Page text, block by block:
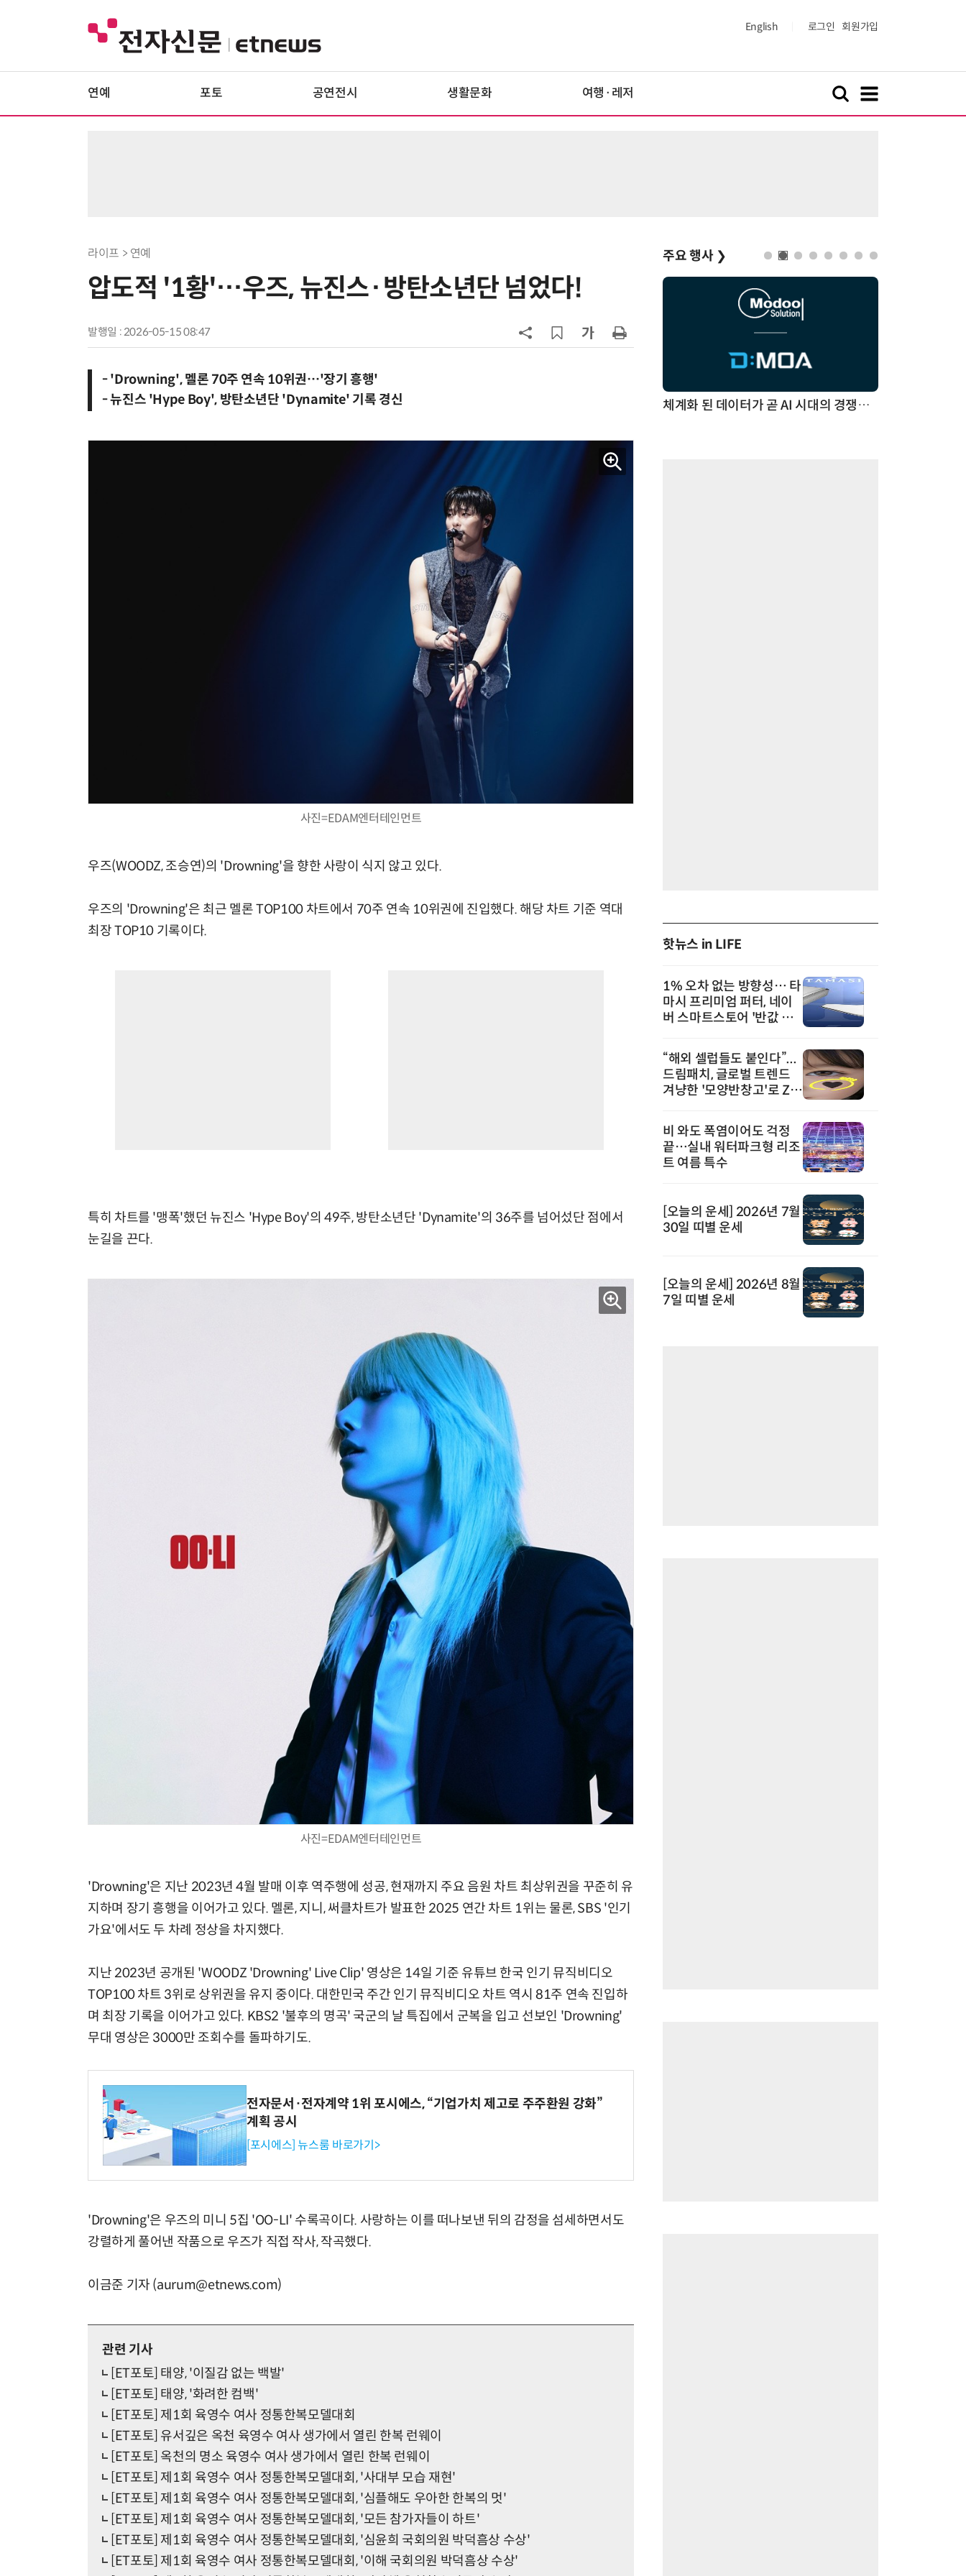
English 로그인 회원가입
연예 포토 공연전시 생활문화 여행·레저
라이프 > 연예
압도적 '1황'…우즈, 뉴진스·방탄소년단 넘었다!
발행일 : 2026-05-15 08:47
- 'Drowning', 멜론 70주 연속 10위권…'장기 흥행'
- 뉴진스 'Hype Boy', 방탄소년단 'Dynamite' 기록 경신
사진=EDAM엔터테인먼트
우즈(WOODZ, 조승연)의 'Drowning'을 향한 사랑이 식지 않고 있다.
우즈의 'Drowning'은 최근 멜론 TOP100 차트에서 70주 연속 10위권에 진입했다. 해당 차트 기준 역대
최장 TOP10 기록이다.
특히 차트를 '맹폭'했던 뉴진스 'Hype Boy'의 49주, 방탄소년단 'Dynamite'의 36주를 넘어섰단 점에서
눈길을 끈다.
사진=EDAM엔터테인먼트
'Drowning'은 지난 2023년 4월 발매 이후 역주행에 성공, 현재까지 주요 음원 차트 최상위권을 꾸준히 유
지하며 장기 흥행을 이어가고 있다. 멜론, 지니, 써클차트가 발표한 2025 연간 차트 1위는 물론, SBS '인기
가요'에서도 두 차례 정상을 차지했다.
지난 2023년 공개된 'WOODZ 'Drowning' Live Clip' 영상은 14일 기준 유튜브 한국 인기 뮤직비디오
TOP100 차트 3위로 상위권을 유지 중이다. 대한민국 주간 인기 뮤직비디오 차트 역시 81주 연속 진입하
며 최장 기록을 이어가고 있다. KBS2 '불후의 명곡' 국군의 날 특집에서 군복을 입고 선보인 'Drowning'
무대 영상은 3000만 조회수를 돌파하기도.
전자문서·전자계약 1위 포시에스, “기업가치 제고로 주주환원 강화”
계획 공시
[포시에스] 뉴스룸 바로가기>
'Drowning'은 우즈의 미니 5집 'OO-LI' 수록곡이다. 사랑하는 이를 떠나보낸 뒤의 감정을 섬세하면서도
강렬하게 풀어낸 작품으로 우즈가 직접 작사, 작곡했다.
이금준 기자 (aurum@etnews.com)
관련 기사
[ET포토] 태양, '이질감 없는 백발'
[ET포토] 태양, '화려한 컴백'
[ET포토] 제1회 육영수 여사 정통한복모델대회
[ET포토] 유서깊은 옥천 육영수 여사 생가에서 열린 한복 런웨이
[ET포토] 옥천의 명소 육영수 여사 생가에서 열린 한복 런웨이
[ET포토] 제1회 육영수 여사 정통한복모델대회, '사대부 모습 재현'
[ET포토] 제1회 육영수 여사 정통한복모델대회, '심플해도 우아한 한복의 멋'
[ET포토] 제1회 육영수 여사 정통한복모델대회, '모든 참가자들이 하트'
[ET포토] 제1회 육영수 여사 정통한복모델대회, '심윤희 국회의원 박덕흠상 수상'
[ET포토] 제1회 육영수 여사 정통한복모델대회, '이해 국회의원 박덕흠상 수상'
주요 행사 ❯
AI Native Enterprise를 지원하는 AI Ready Data 플랫폼 활용 전략 체계화 된 데이터가 곧 AI 시대의 경쟁력이다
핫뉴스 in LIFE
1% 오차 없는 방향성… 타
마시 프리미엄 퍼터, 네이
버 스마트스토어 '반값 할
“해외 셀럽들도 붙인다”...
드림패치, 글로벌 트렌드
겨냥한 '모양반창고'로 Z세
비 와도 폭염이어도 걱정
끝…실내 워터파크형 리조
트 여름 특수
[오늘의 운세] 2026년 7월
30일 띠별 운세
[오늘의 운세] 2026년 8월
7일 띠별 운세